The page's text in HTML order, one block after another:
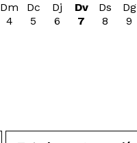
Dm
4
Dc
5
Dj
6
Dv
7
Ds
8
Dg
9